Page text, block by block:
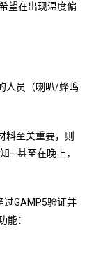
望在出现温度偏
人员（喇叭/蜂鸣
料至关重要，则
—甚至在晚上，
过GAMP5验证并
能：